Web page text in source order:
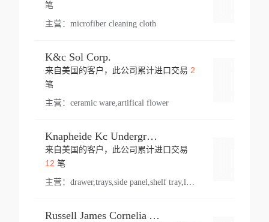
笔
主营： microfiber cleaning cloth
K&c Sol Corp.
来自美国的客户，此公司累计进口交易 2
笔
主营： ceramic ware,artifical flower
Knapheide Kc Underground
来自美国的客户，此公司累计进口交易
12 笔
主营：
Russell James Cornelia Arlington Va